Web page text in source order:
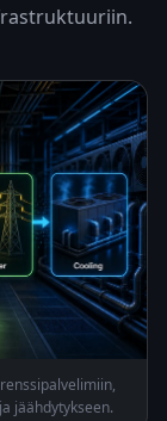
jäähdytykseen.